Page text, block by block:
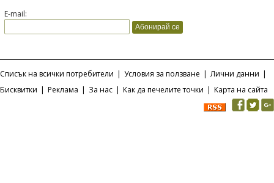
E-mail:
Списък на всички потребители | Условия за ползване | Лични данни |
Бисквитки | Реклама | За нас | Как да печелите точки | Карта на сайта